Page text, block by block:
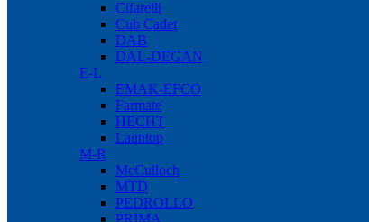
Cifarelli
Cub Cadet
DAB
DAL-DEGAN
E-L
EMAK-EFCO
Farmate
HECHT
Launtop
M-R
McCulloch
MTD
PEDROLLO
PRIMA